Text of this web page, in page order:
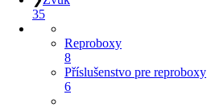
35
Reproboxy
8
Příslušenstvo pre reproboxy
6